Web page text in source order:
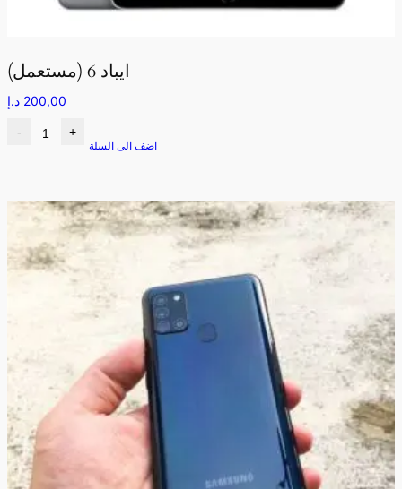
ايباد 6 (مستعمل)
200,00 د.إ
- +
اضف الى السلة